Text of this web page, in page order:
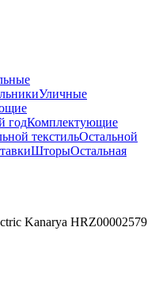
Уличные
годКомплектующие
текстильОстальной
ШторыОстальная
Kanarya HRZ00002579